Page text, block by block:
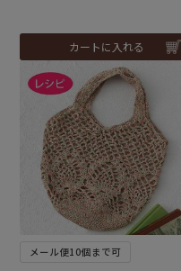
カートに入れる
メール便10個まで可